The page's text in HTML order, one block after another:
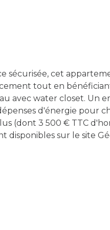
sécurisée, cet
tout en
avec water closet. Un
d'énergie pour
(dont 3 500 € TTC
disponibles sur le site